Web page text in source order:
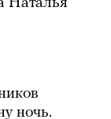
Наталья
ночь.